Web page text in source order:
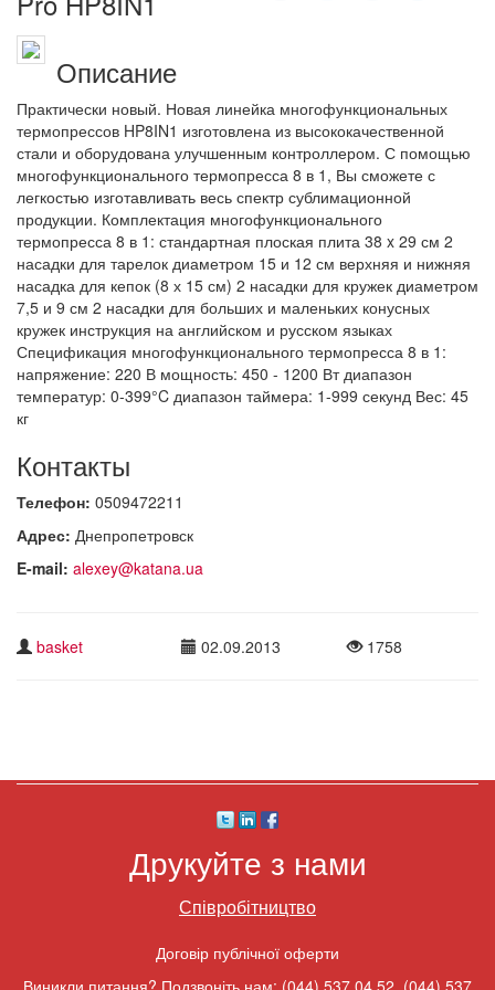
Описание
Практически новый. Новая линейка многофункциональных
термопрессов HP8IN1 изготовлена из высококачественной
стали и оборудована улучшенным контроллером. С помощью
многофункционального термопресса 8 в 1, Вы сможете с
легкостью изготавливать весь спектр сублимационной
продукции. Комплектация многофункционального
термопресса 8 в 1: стандартная плоская плита 38 x 29 см 2
насадки для тарелок диаметром 15 и 12 см верхняя и нижняя
насадка для кепок (8 х 15 см) 2 насадки для кружек диаметром
7,5 и 9 см 2 насадки для больших и маленьких конусных
кружек инструкция на английском и русском языках
Спецификация многофункционального термопресса 8 в 1:
напряжение: 220 В мощность: 450 - 1200 Вт диапазон
температур: 0-399°C диапазон таймера: 1-999 секунд Вес: 45
кг
Контакты
Телефон: 0509472211
Адрес: Днепропетровск
E-mail: alexey@katana.ua
basket 02.09.2013 1758
Друкуйте з нами
Співробітництво
Договір публічної оферти
Виникли питання? Подзвоніть нам: (044) 537 04 52 (044) 537